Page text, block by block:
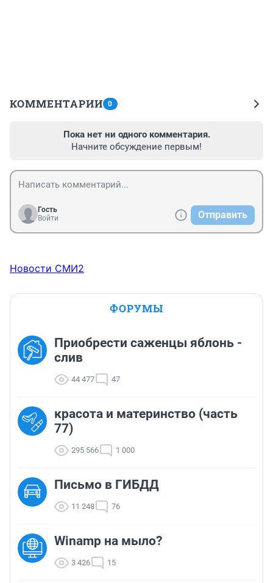
КОММЕНТАРИИ 0
Пока нет ни одного комментария.
Начните обсуждение первым!
Гость
Войти
Отправить
Новости СМИ2
ФОРУМЫ
Приобрести саженцы яблонь -
слив
44 477 47
красота и материнство (часть
77)
295 566 1 000
Письмо в ГИБДД
11 248 76
Winamp на мыло?
3 426 15